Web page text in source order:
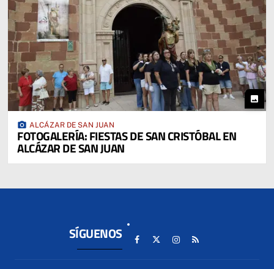
photo
photo_camera ALCÁZAR DE SAN JUAN
FOTOGALERÍA: FIESTAS DE SAN CRISTÓBAL EN
ALCÁZAR DE SAN JUAN
SÍGUENOS